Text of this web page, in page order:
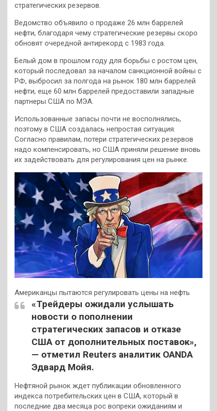
стратегических резервов.
Ведомство объявило о продаже 26 млн баррелей
нефти, благодаря чему стратегические резервы скоро
обновят очередной антирекорд с 1983 года.
Белый дом в прошлом году для борьбы с ростом цен,
который последовал за началом санкционной войны с
РФ, выбросил за полгода на рынок 180 млн баррелей
нефти, еще 60 млн баррелей предоставили западные
партнеры США по МЭА.
Использованные запасы почти не восполнялись,
поэтому в США создалась непростая ситуация.
Согласно правилам, потери стратегических резервов
надо компенсировать, но США приняли решение вновь
их задействовать для регулирования цен на рынке.
Американцы пытаются регулировать цены на нефть
«Трейдеры ожидали услышать
новости о пополнении
стратегических запасов и отказе
США от дополнительных поставок»,
— отметил Reuters аналитик OANDA
Эдвард Мойя.
Нефтяной рынок ждет публикации обновленного
индекса потребительских цен в США, который в
последние два месяца рос вопреки ожиданиям и